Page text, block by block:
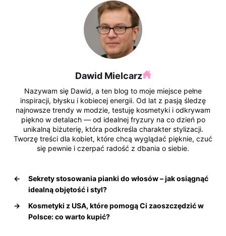
Dawid Mielcarz
Nazywam się Dawid, a ten blog to moje miejsce pełne
inspiracji, błysku i kobiecej energii. Od lat z pasją śledzę
najnowsze trendy w modzie, testuję kosmetyki i odkrywam
piękno w detalach — od idealnej fryzury na co dzień po
unikalną biżuterię, która podkreśla charakter stylizacji.
Tworzę treści dla kobiet, które chcą wyglądać pięknie, czuć
się pewnie i czerpać radość z dbania o siebie.
←
Sekrety stosowania pianki do włosów – jak osiągnąć
idealną objętość i styl?
→
Kosmetyki z USA, które pomogą Ci zaoszczędzić w
Polsce: co warto kupić?